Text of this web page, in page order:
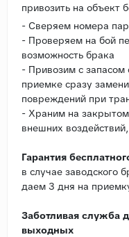
привозить на объект
- Сверяем номера
- Проверяем на бой
возможность брака
- Привозим с запасом
приемке сразу
повреждений при
- Храним на
внешних
Гарантия
в случае заводского
даем 3 дня на
Заботливая служба
выходных